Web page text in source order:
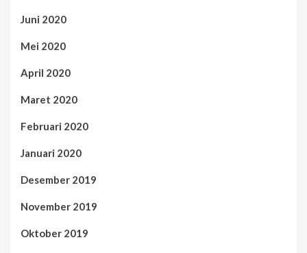
Juni 2020
Mei 2020
April 2020
Maret 2020
Februari 2020
Januari 2020
Desember 2019
November 2019
Oktober 2019